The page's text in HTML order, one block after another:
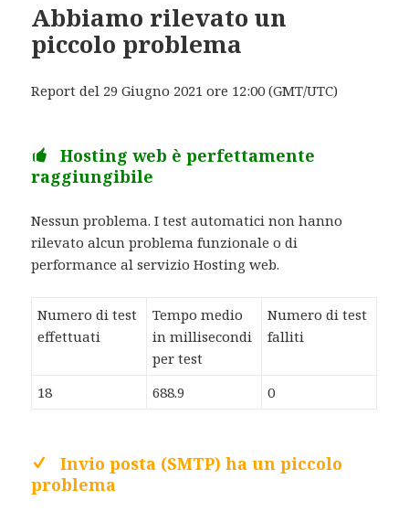
Abbiamo rilevato un
piccolo problema
Report del 29 Giugno 2021 ore 12:00 (GMT/UTC)
Hosting web è perfettamente
raggiungibile
Nessun problema. I test automatici non hanno
rilevato alcun problema funzionale o di
performance al servizio Hosting web.
Numero di test
effettuati
Tempo medio
in millisecondi
per test
Numero di test
falliti
18 688.9 0
Invio posta (SMTP) ha un piccolo
problema